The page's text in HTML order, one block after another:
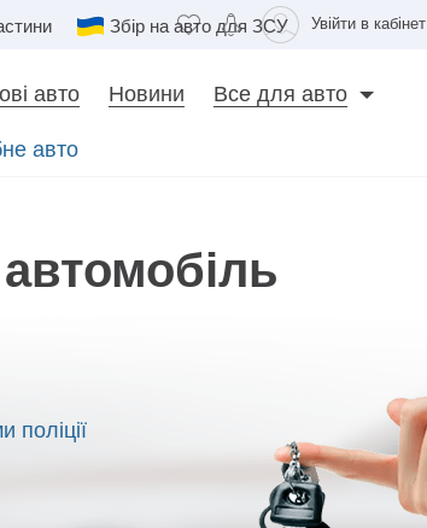
Увійти в кабінет
Збір на авто для ЗСУ
авто Новини Все для авто
авто
поліції